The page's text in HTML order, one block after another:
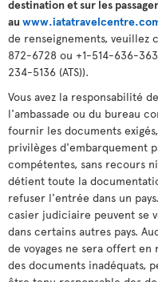
destination et sur les
au
de renseignements, veuillez
872-6728 ou +1-514-636-
234-5136 (ATS)).
Vous avez la responsabilité
l'ambassade ou du bureau
fournir les documents
privilèges d'embarquement
compétentes, sans recours
détient toute la
refuser l'entrée dans un
casier judiciaire peuvent se
dans certains autres pays.
de voyages ne sera offert
des documents inadéquats,